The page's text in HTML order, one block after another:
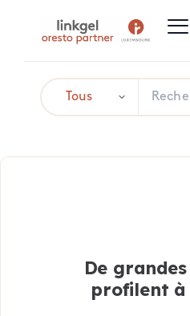
De
profilent à